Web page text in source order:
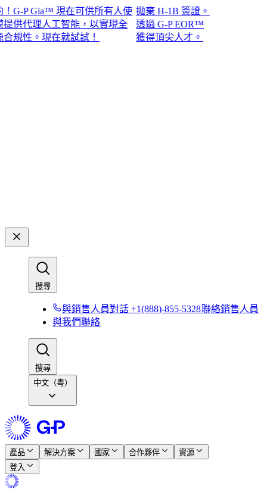
P Gia™ 現在可供所有人使
代理人工智能，以實現全
性。現在就試試！​​
拋棄 H-1B 簽證。
透過 G-P EOR™
獲得頂尖人才。​​
搜尋​​
與銷售人員對話 +1(888)-855-5328​​聯絡銷售人員​​
與我們聯絡​​
搜尋​​
中文（粤）
產品​​ 解決方案​​ 國家​​ 合作夥伴​​
資源​​
登入​​